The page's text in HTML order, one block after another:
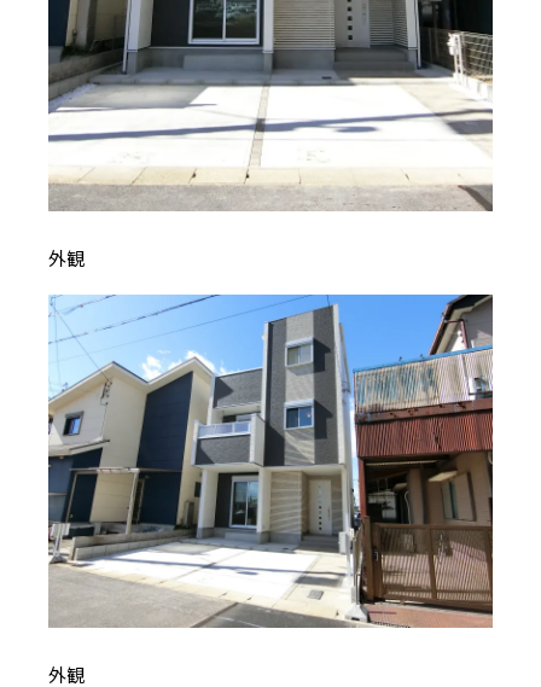
外観
外観